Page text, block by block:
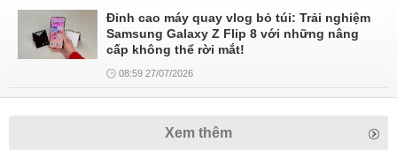
Đỉnh cao máy quay vlog bỏ túi: Trải nghiệm
Samsung Galaxy Z Flip 8 với những nâng
cấp không thể rời mắt!
08:59 27/07/2026
Xem thêm